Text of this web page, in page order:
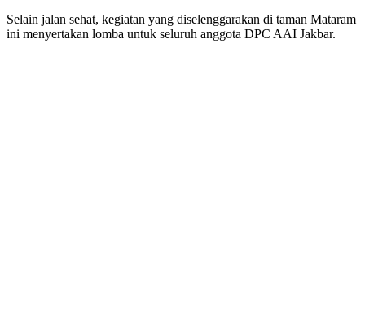
Selain jalan sehat, kegiatan yang diselenggarakan di taman Mataram
ini menyertakan lomba untuk seluruh anggota DPC AAI Jakbar.